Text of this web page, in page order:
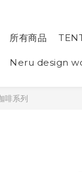
所有商品
Neru design
啡系列